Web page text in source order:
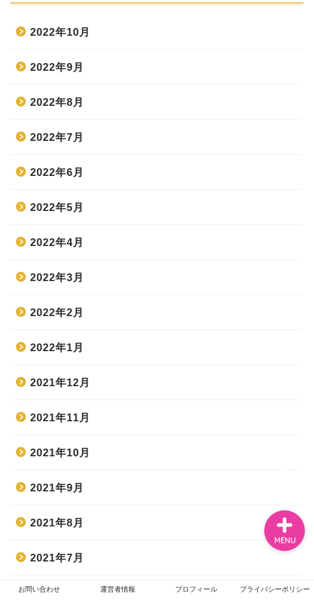
2022年10月
2022年9月
2022年8月
2022年7月
2022年6月
2022年5月
2022年4月
2022年3月
2022年2月
2022年1月
2021年12月
2021年11月
2021年10月
2021年9月
2021年8月
2021年7月
2021年6月
お問い合わせ 運営者情報 プロフィール プライバシーポリシー
MENU